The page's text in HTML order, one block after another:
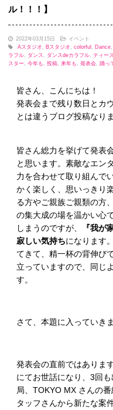
ル！！！】
2022年03月15日
イベント
Aスタジオ
Bスタジオ colorful Dance,
ラフル
ダンス ダンスdeカラフル ティー
スター 今年も 投稿 来年も 発表会 踊っ
皆さん、こんにちは！
発表会まで残り数日とカ
とは違うブログ投稿なりま
皆さん総力を挙げて発表
と思います。素敵なエン
力を合わせて取り組んで
かく楽しく、思いっきり
る方やご親族ご親類の方
の集大成の場を温かい心
しまうのですが、
『我が
寂しい気持ちになります
てきて、精一杯の背伸び
立っていますので、同じ
す。
さて、本題に入っていきま
発表会の直前ではありま
にてお世話になり、3回
局、TOKYO MX さんの
タッフさんから新たな案